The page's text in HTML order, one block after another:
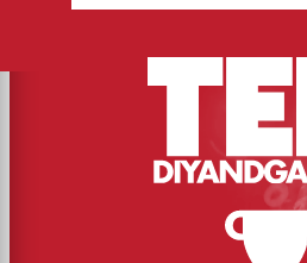
contenuto